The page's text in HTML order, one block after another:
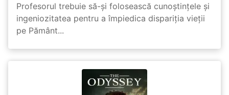
Profesorul trebuie să-și folosească cunoștințele și
ingeniozitatea pentru a împiedica dispariția vieții
pe Pământ...